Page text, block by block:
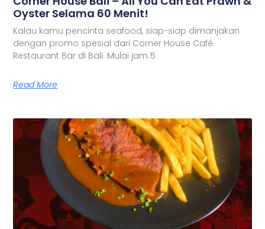
Oyster Selama 60 Menit!
Kalau kamu pencinta seafood, siap-siap dimanjakan
dengan promo spesial dari Corner House Café
Restaurant Bar di Bali. Mulai jam 5
Read More